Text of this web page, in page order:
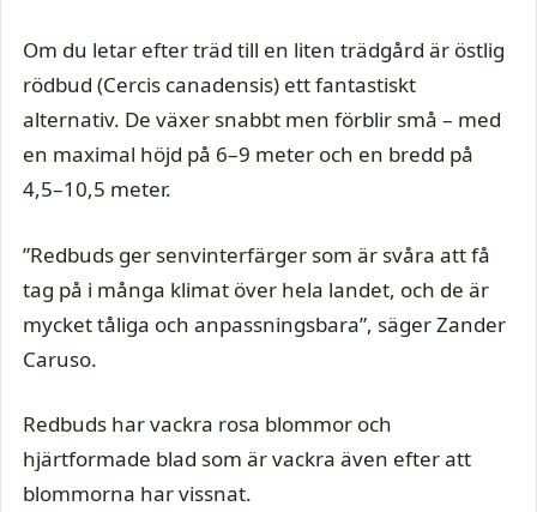
Om du letar efter träd till en liten trädgård är östlig
rödbud (Cercis canadensis) ett fantastiskt
alternativ. De växer snabbt men förblir små – med
en maximal höjd på 6–9 meter och en bredd på
4,5–10,5 meter.
”Redbuds ger senvinterfärger som är svåra att få
tag på i många klimat över hela landet, och de är
mycket tåliga och anpassningsbara”, säger Zander
Caruso.
Redbuds har vackra rosa blommor och
hjärtformade blad som är vackra även efter att
blommorna har vissnat.